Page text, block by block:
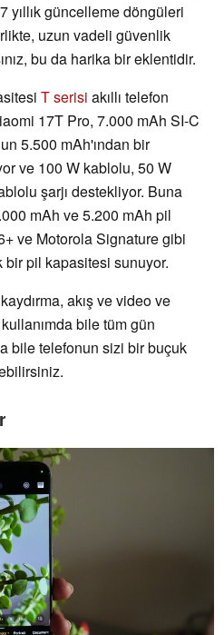
yıllık güncelleme döngüleri
uzun vadeli güvenlik
bu da harika bir eklentidir.
T serisi akıllı telefon
17T Pro, 7.000 mAh SI-C
5.500 mAh'ından bir
ve 100 W kablolu, 50 W
şarjı destekliyor. Buna
mAh ve 5.200 mAh pil
ve Motorola Signature gibi
pil kapasitesi sunuyor.
akış ve video ve
bile tüm gün
bile telefonun sizi bir buçuk